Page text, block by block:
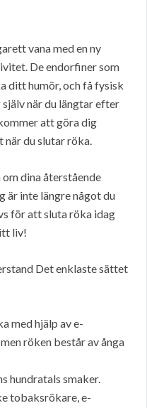
vana med en ny
De endorfiner som
ditt humör, och få fysisk
när du längtar efter
att göra dig
när du slutar röka.
dina återstående
är inte längre något du
för att sluta röka idag
liv!
Det enklaste sättet
med hjälp av e-
röken består av ånga
hundratals smaker.
tobaksrökare, e-